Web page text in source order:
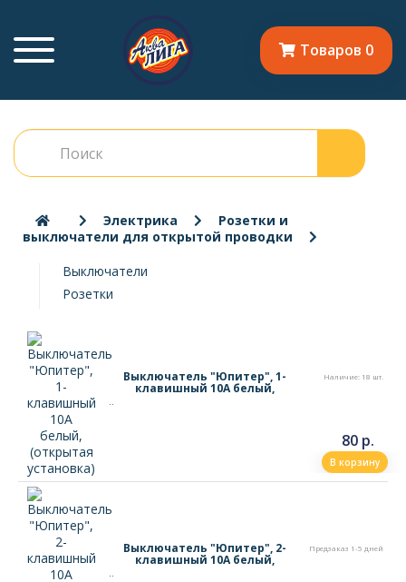
Товаров 0
Электрика
Розетки и
выключатели для открытой проводки
Выключатели
Розетки
Выключатель "Юпитер", 1-
клавишный 10А белый,
Наличие: 18 шт.
80 р.
В корзину
Выключатель "Юпитер", 2-
клавишный 10А белый,
Предзаказ 1-5 дней